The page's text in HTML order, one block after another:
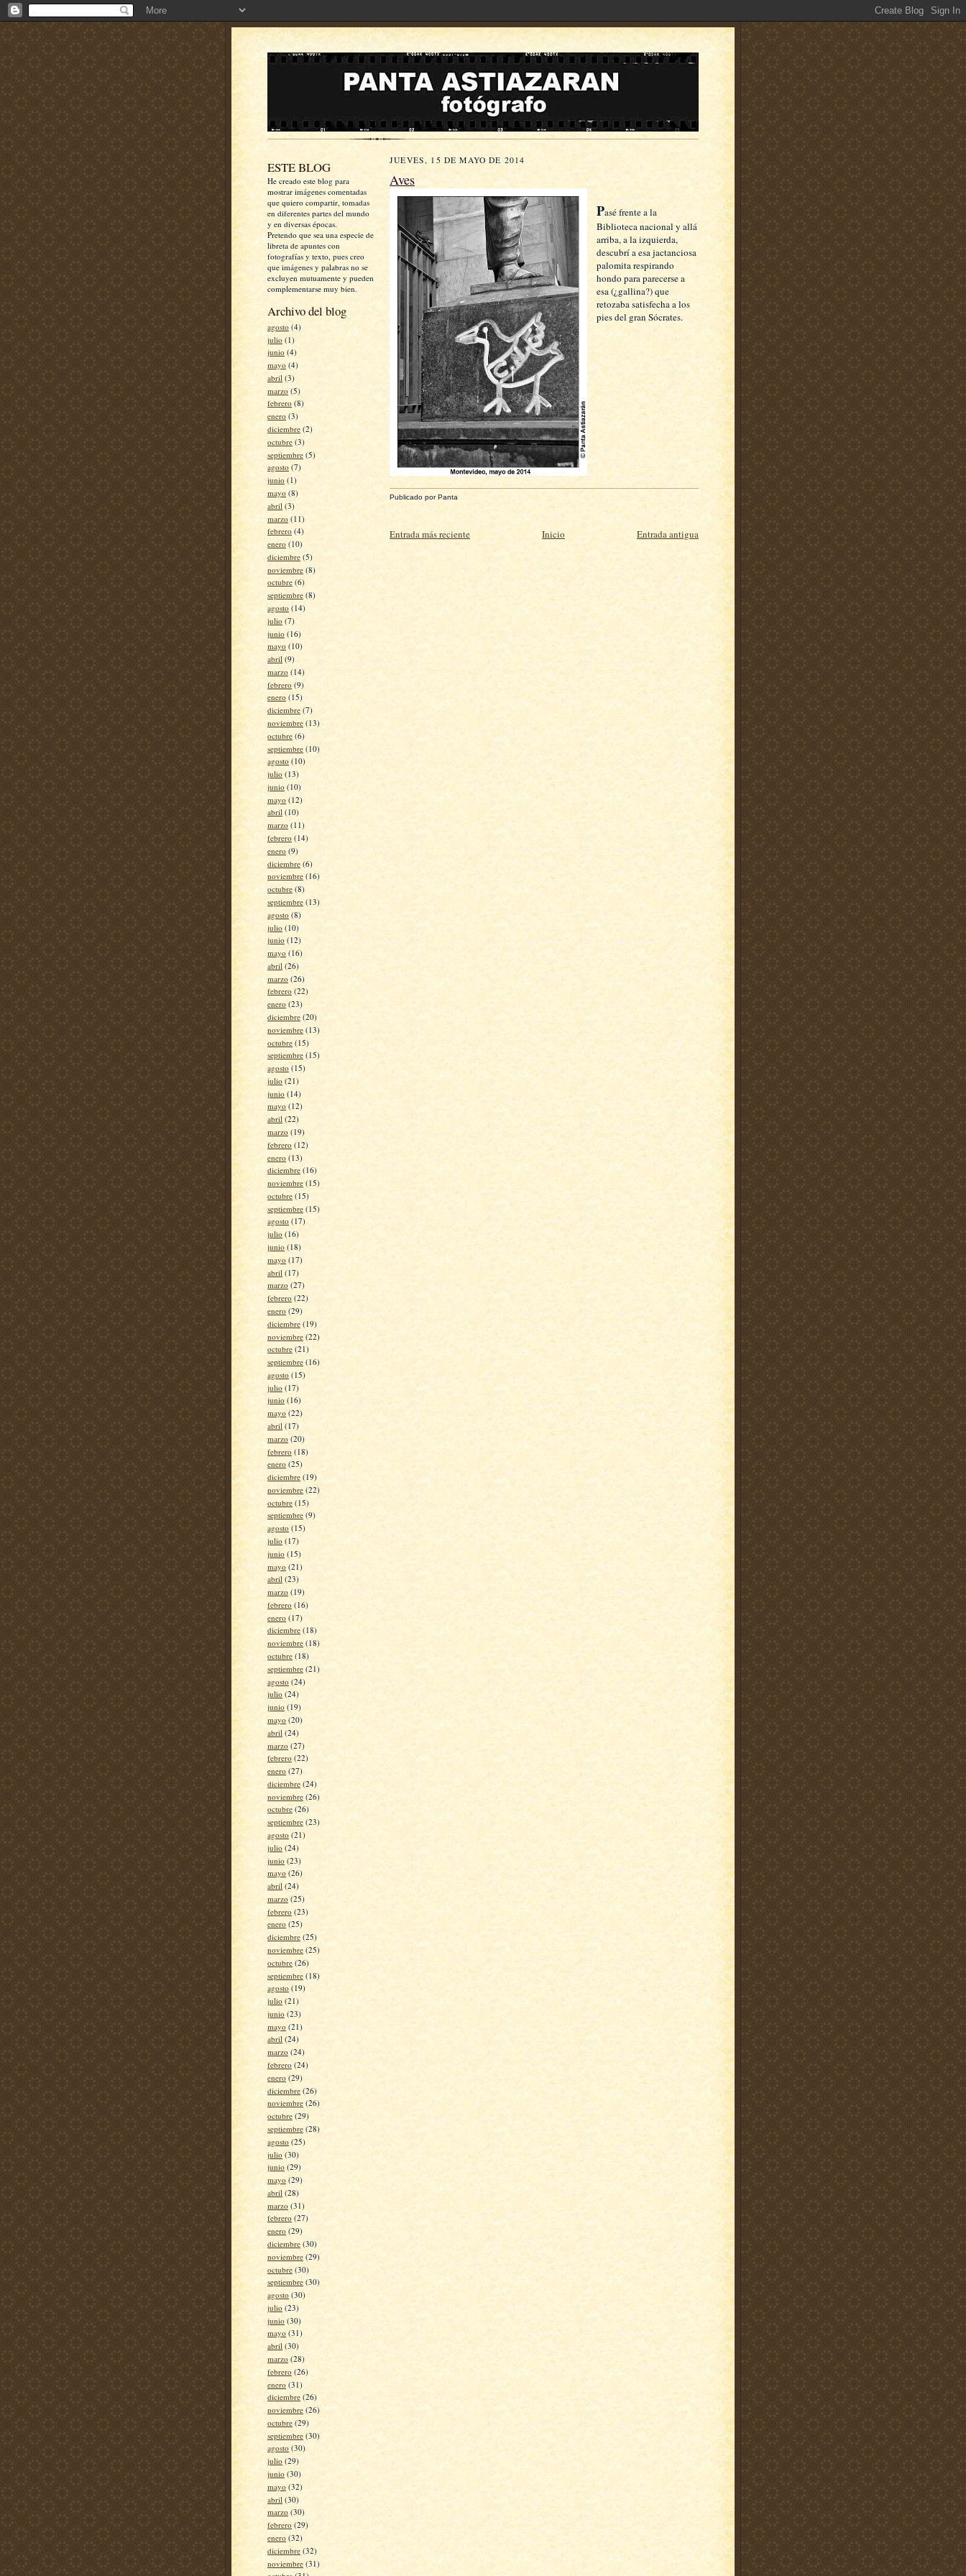
ESTE BLOG
He creado este blog para
mostrar imágenes comentadas
que quiero compartir, tomadas
en diferentes partes del mundo
y en diversas épocas.
Pretendo que sea una especie de
libreta de apuntes con
fotografías y texto, pues creo
que imágenes y palabras no se
excluyen mutuamente y pueden
complementarse muy bien.
Archivo del blog
agosto (4)
julio (1)
junio (4)
mayo (4)
abril (3)
marzo (5)
febrero (8)
enero (3)
diciembre (2)
octubre (3)
septiembre (5)
agosto (7)
junio (1)
mayo (8)
abril (3)
marzo (11)
febrero (4)
enero (10)
diciembre (5)
noviembre (8)
octubre (6)
septiembre (8)
agosto (14)
julio (7)
junio (16)
mayo (10)
abril (9)
marzo (14)
febrero (9)
enero (15)
diciembre (7)
noviembre (13)
octubre (6)
septiembre (10)
agosto (10)
julio (13)
junio (10)
mayo (12)
abril (10)
marzo (11)
febrero (14)
enero (9)
diciembre (6)
noviembre (16)
octubre (8)
septiembre (13)
agosto (8)
julio (10)
junio (12)
mayo (16)
abril (26)
marzo (26)
febrero (22)
enero (23)
diciembre (20)
noviembre (13)
octubre (15)
septiembre (15)
agosto (15)
julio (21)
junio (14)
mayo (12)
abril (22)
marzo (19)
febrero (12)
enero (13)
diciembre (16)
noviembre (15)
octubre (15)
septiembre (15)
agosto (17)
julio (16)
junio (18)
mayo (17)
abril (17)
marzo (27)
febrero (22)
enero (29)
diciembre (19)
noviembre (22)
octubre (21)
septiembre (16)
agosto (15)
julio (17)
junio (16)
mayo (22)
abril (17)
marzo (20)
febrero (18)
enero (25)
diciembre (19)
noviembre (22)
octubre (15)
septiembre (9)
agosto (15)
julio (17)
junio (15)
mayo (21)
abril (23)
marzo (19)
febrero (16)
enero (17)
diciembre (18)
noviembre (18)
octubre (18)
septiembre (21)
agosto (24)
julio (24)
junio (19)
mayo (20)
abril (24)
marzo (27)
febrero (22)
enero (27)
diciembre (24)
noviembre (26)
octubre (26)
septiembre (23)
agosto (21)
julio (24)
junio (23)
mayo (26)
abril (24)
marzo (25)
febrero (23)
enero (25)
diciembre (25)
noviembre (25)
octubre (26)
septiembre (18)
agosto (19)
julio (21)
junio (23)
mayo (21)
abril (24)
marzo (24)
febrero (24)
enero (29)
diciembre (26)
noviembre (26)
octubre (29)
septiembre (28)
agosto (25)
julio (30)
junio (29)
mayo (29)
abril (28)
marzo (31)
febrero (27)
enero (29)
diciembre (30)
noviembre (29)
octubre (30)
septiembre (30)
agosto (30)
julio (23)
junio (30)
mayo (31)
abril (30)
marzo (28)
febrero (26)
enero (31)
diciembre (26)
noviembre (26)
octubre (29)
septiembre (30)
agosto (30)
julio (29)
junio (30)
mayo (32)
abril (30)
marzo (30)
febrero (29)
enero (32)
diciembre (32)
noviembre (31)
JUEVES, 15 DE MAYO DE 2014
Aves
Pasé frente a la
Biblioteca nacional y allá
arriba, a la izquierda,
descubrí a esa jactanciosa
palomita respirando
hondo para parecerse a
esa (¿gallina?) que
retozaba satisfecha a los
pies del gran Sócrates.
Publicado porPanta
Entrada más reciente Entrada antigua
Inicio